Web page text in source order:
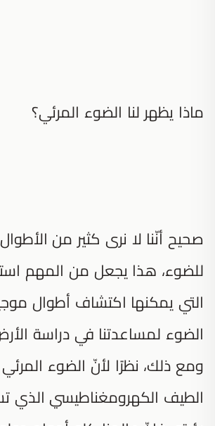
ماذا يظهر لنا الضوء المرئي؟
صحيح أنّنا لا نرى كثير من
للضوء، هذا يجعل من المهم
التي يمكنها اكتشاف أطوال
الضوء لمساعدتنا في دراسة
ومع ذلك، نظرًا لأنّ الضوء
الطيف الكهرومغناطيسي الذي